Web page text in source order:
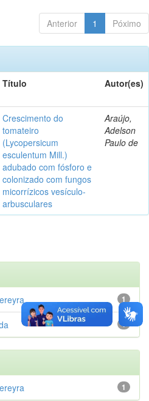
Anterior 1 Póximo
Título Autor(es)
Crescimento do
tomateiro
(Lycopersicum
esculentum Mill.)
adubado com fósforo e
colonizado com fungos
micorrízicos vesículo-
arbusculares
Araújo,
Adelson
Paulo de
1
1
1